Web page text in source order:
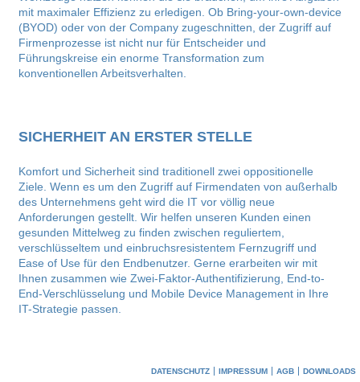
mit maximaler Effizienz zu erledigen. Ob Bring-your-own-device
(BYOD) oder von der Company zugeschnitten, der Zugriff auf
Firmenprozesse ist nicht nur für Entscheider und
Führungskreise ein enorme Transformation zum
konventionellen Arbeitsverhalten.
SICHERHEIT AN ERSTER STELLE
Komfort und Sicherheit sind traditionell zwei oppositionelle
Ziele. Wenn es um den Zugriff auf Firmendaten von außerhalb
des Unternehmens geht wird die IT vor völlig neue
Anforderungen gestellt. Wir helfen unseren Kunden einen
gesunden Mittelweg zu finden zwischen reguliertem,
verschlüsseltem und einbruchsresistentem Fernzugriff und
Ease of Use für den Endbenutzer. Gerne erarbeiten wir mit
Ihnen zusammen wie Zwei-Faktor-Authentifizierung, End-to-
End-Verschlüsselung und Mobile Device Management in Ihre
IT-Strategie passen.
DATENSCHUTZ IMPRESSUM AGB DOWNLOADS